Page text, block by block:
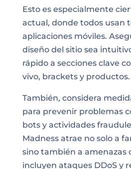
Esto es especialmente
actual, donde todos usan
aplicaciones móviles.
diseño del sitio sea
rápido a secciones clave
vivo, brackets y productos.
También, considera
para prevenir problemas
bots y actividades
Madness atrae no solo a
sino también a amenazas
incluyen ataques DDoS y